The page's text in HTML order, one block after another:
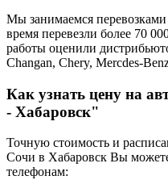
Мы занимаемся перевозками
время перевезли более 70
работы оценили
Changan, Chery, Mercdes-
Как узнать цену на
- Хабаровск"
Точную стоимость и
Сочи в Хабаровск Вы
телефонам: